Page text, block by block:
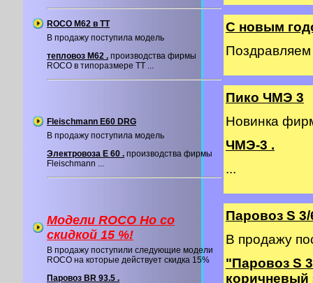
ROCO M62 в ТТ
В продажу поступила модель
тепловоз М62 . производства фирмы
ROCO в типоразмере ТТ ...
Fleischmann E60 DRG
В продажу поступила модель
Электровоза E 60 . производства фирмы
Fleischmann ...
Модели ROCO Ho со
cкидкой 15 %!
В продажу поступили следующие модели
ROCO на которые действует скидка 15%
Паровоз BR 93.5 .
С новым
Пико ЧМЭ 3
Новинка
ЧМЭ-3 .
...
Паровоз S
В продажу
"Паровоз S
коричневый